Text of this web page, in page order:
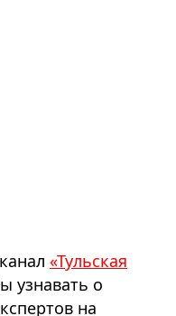
«Тульская
узнавать о
на